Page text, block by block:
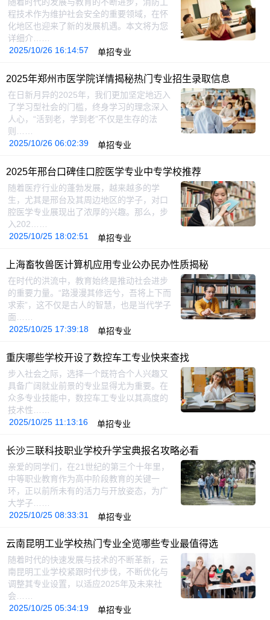
程技术作为维护社会安全的重要领域，在怀
化地区也迎来了新的发展机遇。本文将为您
详细介……
2025/10/26 16:14:57
单招专业
2025年郑州市医学院详情揭秘热门专业招生录取信息
在日新月异的2025年，我们更加坚定地迈入
了学习型社会的门槛，终身学习的理念深入
人心，“活到老，学到老”不仅是生存的法
则……
2025/10/26 06:02:39
单招专业
2025年邢台口碑佳口腔医学专业中专学校推荐
随着医疗行业的蓬勃发展，越来越多的学
生，尤其是邢台及其周边地区的学子，对口
腔医学专业展现出了浓厚的兴趣。那么，步
入202……
2025/10/25 18:02:51
单招专业
上海畜牧兽医计算机应用专业公办民办性质揭秘
在时代的洪流中，教育始终是推动社会进步
的重要力量。“路漫漫其修远兮，吾将上下而
求索”，这不仅是古人的智慧，也是当代学子
面……
2025/10/25 17:39:18
单招专业
重庆哪些学校开设了数控车工专业快来查找
步入社会之际，选择一个既符合个人兴趣又
具备广阔就业前景的专业显得尤为重要。在
众多专业技能中，数控车工专业以其高度的
技术性……
2025/10/25 11:13:16
单招专业
长沙三联科技职业学校升学宝典报名攻略必看
亲爱的同学们，在21世纪的第三个十年里，
中等职业教育作为高中阶段教育的关键一
环，正以前所未有的活力与开放姿态，为广
大学子……
2025/10/25 08:33:31
单招专业
云南昆明工业学校热门专业全览哪些专业最值得选
随着时代的快速发展与技术的不断革新，云
南昆明工业学校紧跟时代步伐，不断优化与
调整其专业设置，以适应2025年及未来社
会……
2025/10/25 05:34:19
单招专业